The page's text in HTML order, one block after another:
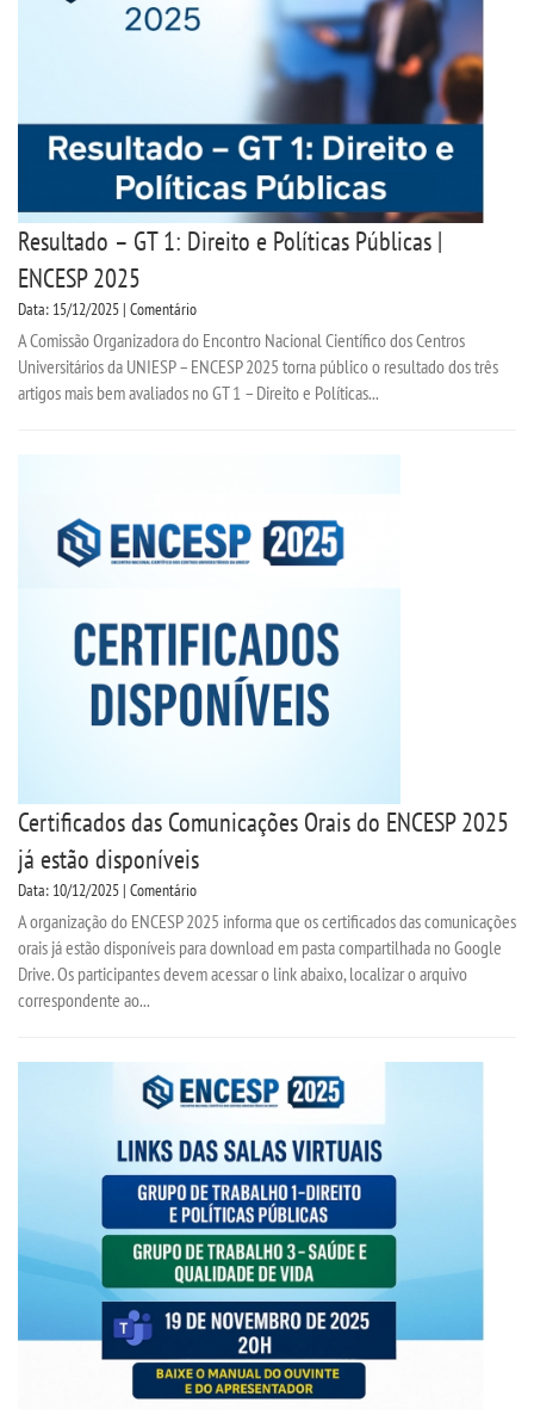
Resultado – GT 1: Direito e Políticas Públicas |
ENCESP 2025
Data: 15/12/2025 | Comentário
A Comissão Organizadora do Encontro Nacional Científico dos Centros
Universitários da UNIESP – ENCESP 2025 torna público o resultado dos três
artigos mais bem avaliados no GT 1 – Direito e Políticas...
Certificados das Comunicações Orais do ENCESP 2025
já estão disponíveis
Data: 10/12/2025 | Comentário
A organização do ENCESP 2025 informa que os certificados das comunicações
orais já estão disponíveis para download em pasta compartilhada no Google
Drive. Os participantes devem acessar o link abaixo, localizar o arquivo
correspondente ao...